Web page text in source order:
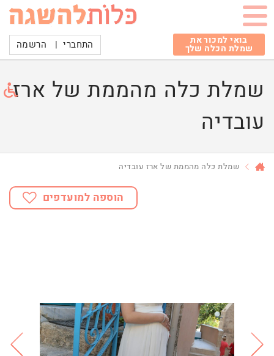
בואי למכור את
שמלת הכלה שלך התחברי | הרשמה
שמלת כלה מהממת של ארז
עובדיה
שמלת כלה מהממת של ארז עובדיה
הוספה למועדפים